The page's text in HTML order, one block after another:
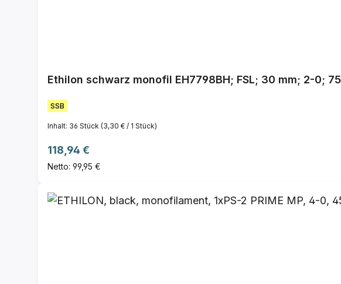
Ethilon schwarz monofil EH7798BH; FSL; 30 mm; 2-0;
SSB
Inhalt: 36 Stück (3,30 € / 1 Stück)
Regulärer Preis:
118,94 €
Netto: 99,95 €